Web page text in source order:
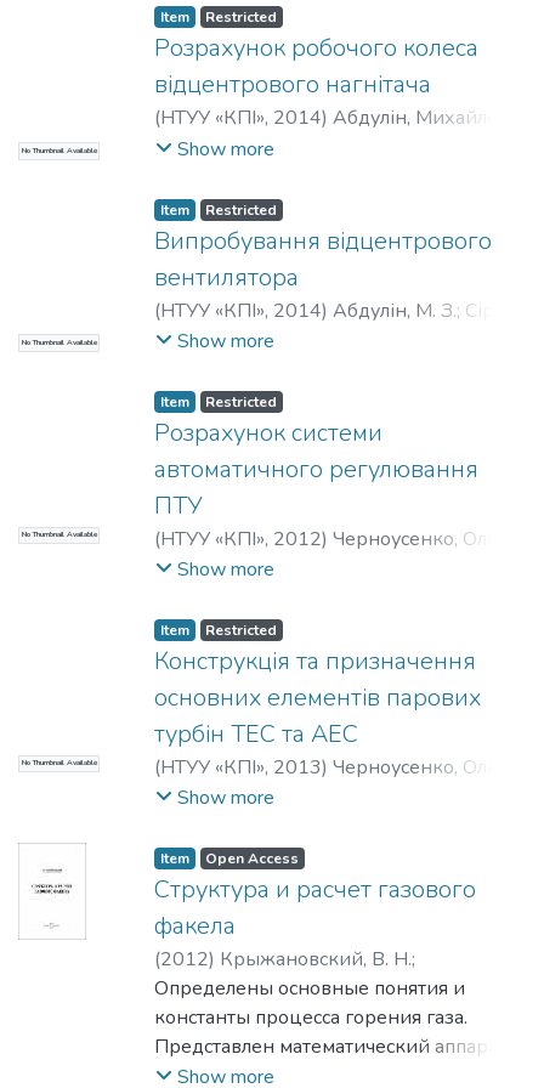
Анатолійович;
Вікторівна
No Thumbnail Available
Item Restricted
Розрахунок робочого колеса
відцентрового нагнітача
(НТУУ «КПІ», 2014) Абдулін, Михайло
Загретдинович
Show more
No Thumbnail Available
Item Restricted
Випробування відцентрового
вентилятора
(НТУУ «КПІ», 2014) Абдулін, М. З.; Сірий,
О. А.Show more
No Thumbnail Available
Item Restricted
Розрахунок системи
автоматичного регулювання
ПТУ
(НТУУ «КПІ», 2012) Черноусенко, Ольга
Юріївна
Show more
No Thumbnail Available
Item Restricted
Конструкція та призначення
основних елементів парових
турбін ТЕС та АЕС
(НТУУ «КПІ», 2013) Черноусенко, Ольга
Юріївна;Бутовський, Леонід
Олександрівна;Нікуленкова, Тетяна
Володимирівна
Show more
Item Open Access
Структура и расчет газового
факела
(2012) Крыжановский, В. Н.;
Крыжановский, Ю. В.;
Теплоенергетичний ;Освіта України
Определены основные понятия и
константы процесса горения газа.
Представлен математический аппарат
для расчета характеристик газового
Show more